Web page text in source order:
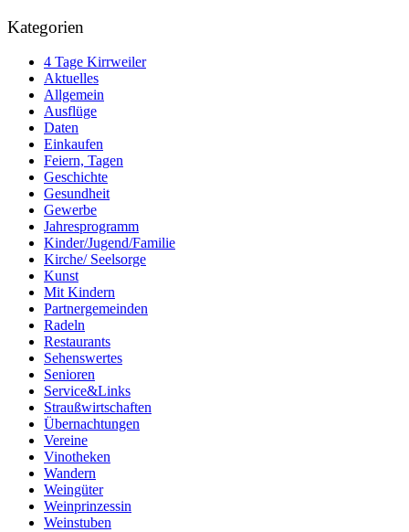
Kategorien
4 Tage Kirrweiler
Aktuelles
Allgemein
Ausflüge
Daten
Einkaufen
Feiern, Tagen
Geschichte
Gesundheit
Gewerbe
Jahresprogramm
Kinder/Jugend/Familie
Kirche/ Seelsorge
Kunst
Mit Kindern
Partnergemeinden
Radeln
Restaurants
Sehenswertes
Senioren
Service&Links
Straußwirtschaften
Übernachtungen
Vereine
Vinotheken
Wandern
Weingüter
Weinprinzessin
Weinstuben